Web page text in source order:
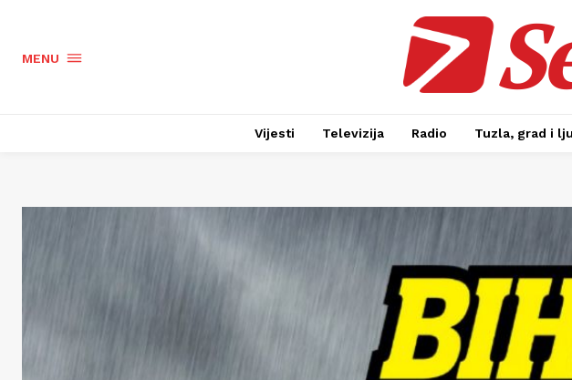
MENU
Vijesti Televizija Radio Tuzla, grad i